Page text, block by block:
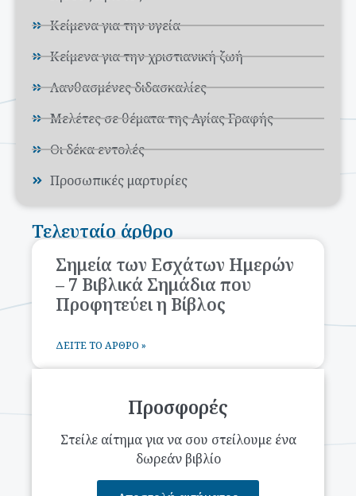
Κείμενα για την υγεία
Κείμενα για την χριστιανική ζωή
Λανθασμένες διδασκαλίες
Μελέτες σε θέματα της Αγίας Γραφής
Οι δέκα εντολές
Προσωπικές μαρτυρίες
Τελευταίο άρθρο
Σημεία των Εσχάτων Ημερών
– 7 Βιβλικά Σημάδια που
Προφητεύει η Βίβλος
ΔΕΊΤΕ ΤΟ ΆΡΘΡΟ »
Προσφορές
Στείλε αίτημα για να σου στείλουμε ένα
δωρεάν βιβλίο